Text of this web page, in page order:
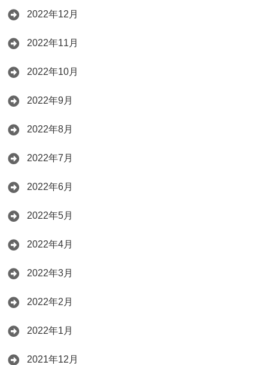
2022年12月
2022年11月
2022年10月
2022年9月
2022年8月
2022年7月
2022年6月
2022年5月
2022年4月
2022年3月
2022年2月
2022年1月
2021年12月